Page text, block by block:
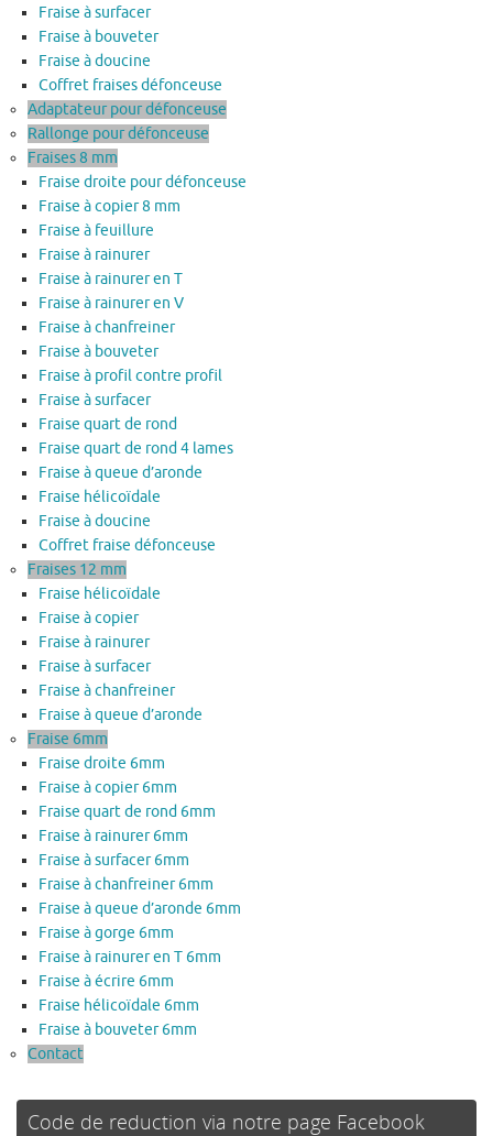
Fraise à surfacer
Fraise à bouveter
Fraise à doucine
Coffret fraises défonceuse
Adaptateur pour défonceuse
Rallonge pour défonceuse
Fraises 8 mm
Fraise droite pour défonceuse
Fraise à copier 8 mm
Fraise à feuillure
Fraise à rainurer
Fraise à rainurer en T
Fraise à rainurer en V
Fraise à chanfreiner
Fraise à bouveter
Fraise à profil contre profil
Fraise à surfacer
Fraise quart de rond
Fraise quart de rond 4 lames
Fraise à queue d’aronde
Fraise hélicoïdale
Fraise à doucine
Coffret fraise défonceuse
Fraises 12 mm
Fraise hélicoïdale
Fraise à copier
Fraise à rainurer
Fraise à surfacer
Fraise à chanfreiner
Fraise à queue d’aronde
Fraise 6mm
Fraise droite 6mm
Fraise à copier 6mm
Fraise quart de rond 6mm
Fraise à rainurer 6mm
Fraise à surfacer 6mm
Fraise à chanfreiner 6mm
Fraise à queue d’aronde 6mm
Fraise à gorge 6mm
Fraise à rainurer en T 6mm
Fraise à écrire 6mm
Fraise hélicoïdale 6mm
Fraise à bouveter 6mm
Contact
Code de reduction via notre page Facebook